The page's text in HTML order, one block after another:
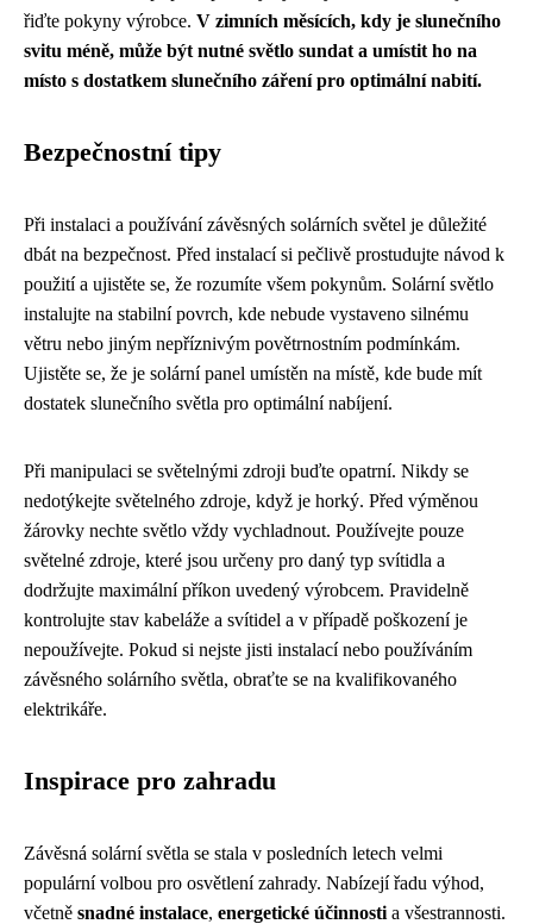
řiďte pokyny výrobce. V zimních měsících, kdy je slunečního
svitu méně, může být nutné světlo sundat a umístit ho na
místo s dostatkem slunečního záření pro optimální nabití.
Bezpečnostní tipy
Při instalaci a používání závěsných solárních světel je důležité
dbát na bezpečnost. Před instalací si pečlivě prostudujte návod k
použití a ujistěte se, že rozumíte všem pokynům. Solární světlo
instalujte na stabilní povrch, kde nebude vystaveno silnému
větru nebo jiným nepříznivým povětrnostním podmínkám.
Ujistěte se, že je solární panel umístěn na místě, kde bude mít
dostatek slunečního světla pro optimální nabíjení.
Při manipulaci se světelnými zdroji buďte opatrní. Nikdy se
nedotýkejte světelného zdroje, když je horký. Před výměnou
žárovky nechte světlo vždy vychladnout. Používejte pouze
světelné zdroje, které jsou určeny pro daný typ svítidla a
dodržujte maximální příkon uvedený výrobcem. Pravidelně
kontrolujte stav kabeláže a svítidel a v případě poškození je
nepoužívejte. Pokud si nejste jisti instalací nebo používáním
závěsného solárního světla, obraťte se na kvalifikovaného
elektrikáře.
Inspirace pro zahradu
Závěsná solární světla se stala v posledních letech velmi
populární volbou pro osvětlení zahrady. Nabízejí řadu výhod,
včetně snadné instalace, energetické účinnosti a všestrannosti.